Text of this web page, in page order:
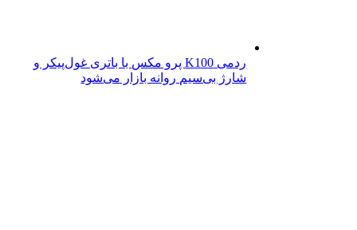
ردمی K100 پرو مکس با باتری غول‌پیکر و
شارژ بی‌سیم روانه بازار می‌شود